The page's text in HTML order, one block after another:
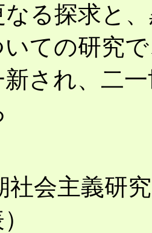
る探求と
ての研究
され、二
会主義研